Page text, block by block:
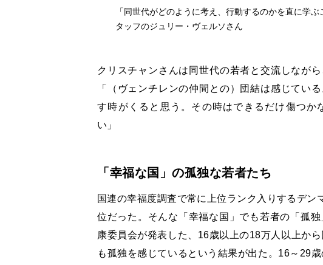
「同世代がどのように考え、行動するのかを直に学
タッフのジュリー・ヴェルソさん
クリスチャンさんは同世代の若者と交流しなが
「（ヴェンチレンの仲間との）団結は感じてい
す時がくると思う。その時はできるだけ傷つか
い」
「幸福な国」の孤独な若者たち
国連の幸福度調査で常に上位ランク入りするデ
位だった。そんな「幸福な国」でも若者の「孤
康委員会が発表した、16歳以上の18万人以上か
も孤独を感じているという結果が出た。16～29